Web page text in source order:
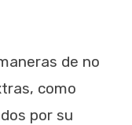
de no
como
por su